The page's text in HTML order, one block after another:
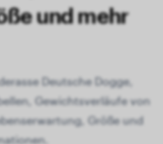
und mehr
Deutsche Dogge,
Gewichtsverläufe von
Größe und